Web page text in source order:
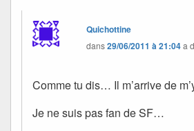
Quichottine
dans29/06/2011 à 21:04a
Comme tu dis… Il m’arrive de
Je ne suis pas fan de SF…